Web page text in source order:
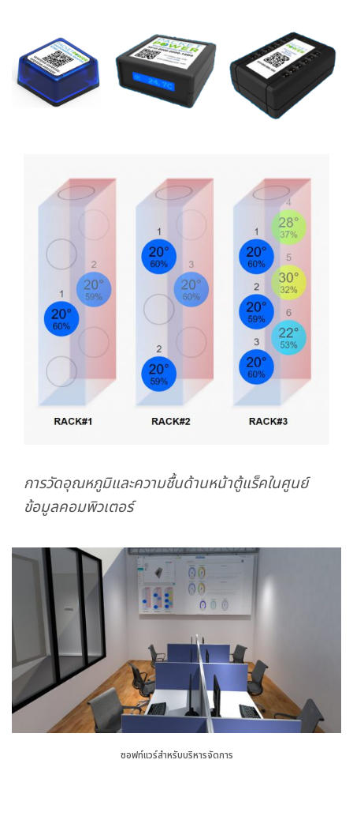
การวัดอุณหภูมิและความชื้นด้านหน้าตู้แร็คในศูนย์
ข้อมูลคอมพิวเตอร์
ซอฟท์แวร์สำหรับบริหารจัดการ